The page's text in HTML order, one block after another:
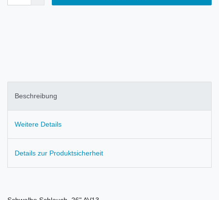
Beschreibung
Weitere Details
Details zur Produktsicherheit